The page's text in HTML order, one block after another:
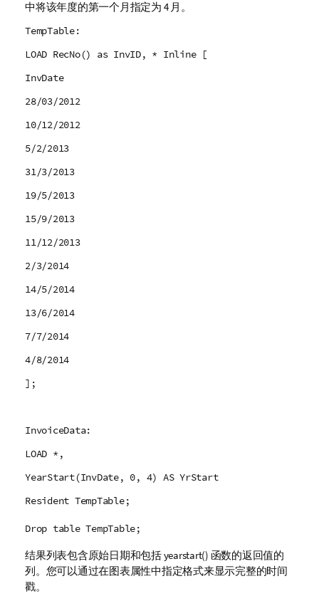
中将该年度的第一个月指定为 4 月。
TempTable:
LOAD RecNo() as InvID, * Inline [
InvDate
28/03/2012
10/12/2012
5/2/2013
31/3/2013
19/5/2013
15/9/2013
11/12/2013
2/3/2014
14/5/2014
13/6/2014
7/7/2014
4/8/2014
];
InvoiceData:
LOAD *,
YearStart(InvDate, 0, 4) AS YrStart
Resident TempTable;
Drop table TempTable;
结果列表包含原始日期和包括yearstart() 函数的返回值的
列。您可以通过在图表属性中指定格式来显示完整的时间
戳。